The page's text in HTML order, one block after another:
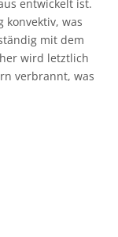
entwickelt ist.
konvektiv, was
mit dem
wird letztlich
verbrannt, was
4.0